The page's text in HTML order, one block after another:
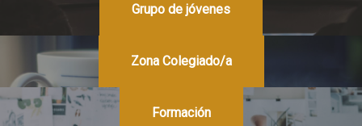
Grupo de jóvenes
Zona Colegiado/a
Formación